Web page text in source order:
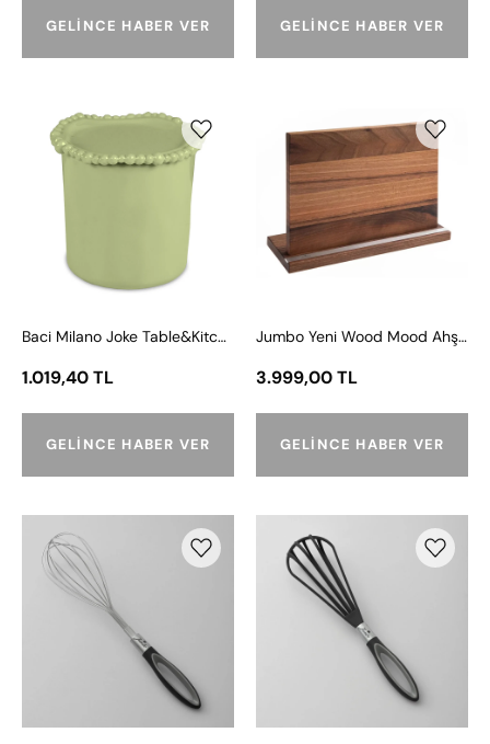
GELINCE HABER VER GELINCE HABER VER
Baci
Joke
Table&Kitchen
Kavanoz
-
Baci Milano Joke Table&Kitchen Melamin Mini Kavanoz - Yeşil
1.019,40 TL
GELINCE HABER VER
Yeni
Wood
Mood
Ahşap
Bıçak
Standı
Jumbo Yeni Wood Mood Ahşap Bıçak Standı
3.999,00 TL
GELINCE HABER VER
Çelik
Karıştırıcı